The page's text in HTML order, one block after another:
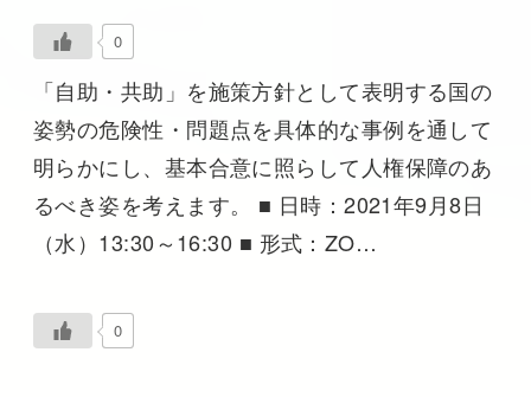
0
「自助・共助」を施策方針として表明する国の
姿勢の危険性・問題点を具体的な事例を通して
明らかにし、基本合意に照らして人権保障のあ
るべき姿を考えます。 ■ 日時：2021年9月8日
（水）13:30～16:30 ■ 形式：ZO…
0